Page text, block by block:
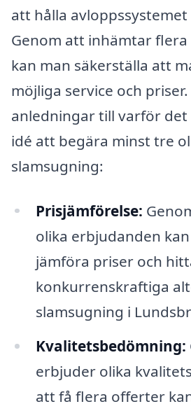
att hålla avloppssystemet
Genom att inhämtar
kan man säkerställa att
möjliga service och
anledningar till varför det
idé att begära minst tre
slamsugning:
Prisjämförelse:
olika erbjudanden
jämföra priser och
konkurrenskraftiga
slamsugning i
Kvalitetsbedömning:
erbjuder olika
att få flera offerter